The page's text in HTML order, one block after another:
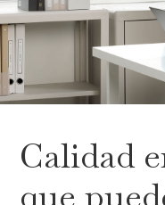
Calidad
que